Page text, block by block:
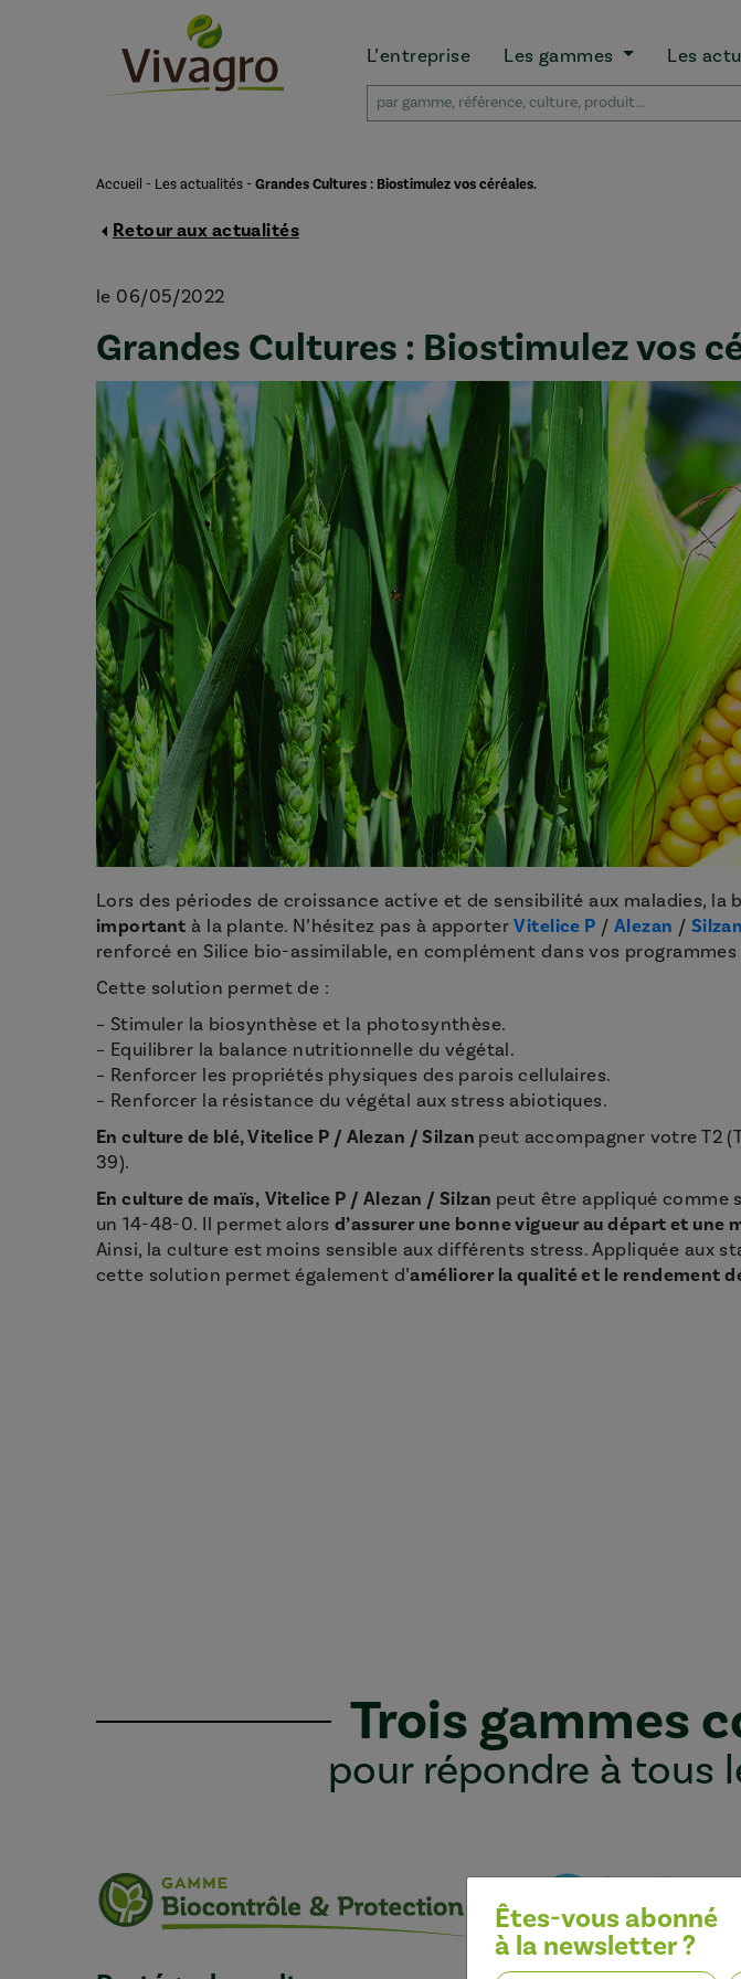
L’entreprise Les gammes Les
Accueil - Les actualités -Grandes Cultures : Biostimulez vos céréales.
Retour aux actualités
le 06/05/2022
Grandes Cultures : Biostimulez vos
Lors des périodes de croissance active et de sensibilité aux maladies,
important à la plante. N’hésitez pas à apporterVitelice P / Alezan / Silzan
renforcé en Silice bio-assimilable, en complément dans vos
Cette solution permet de :
– Stimuler la biosynthèse et la photosynthèse.
– Equilibrer la balance nutritionnelle du végétal.
– Renforcer les propriétés physiques des parois cellulaires.
– Renforcer la résistance du végétal aux stress abiotiques.
En culture de blé, Vitelice P / Alezan / Silzan peut accompagner votre T2
39).
En culture de maïs, Vitelice P / Alezan / Silzan peut être appliqué comme
un 14-48-0. Il permet alors d’assurer une bonne vigueur au départ et une
Ainsi, la culture est moins sensible aux différents stress. Appliquée aux
cette solution permet également d’améliorer la qualité et le rendement
Trois gammes
pour répondre à tous
Êtes-vous abonné
à la newsletter ?